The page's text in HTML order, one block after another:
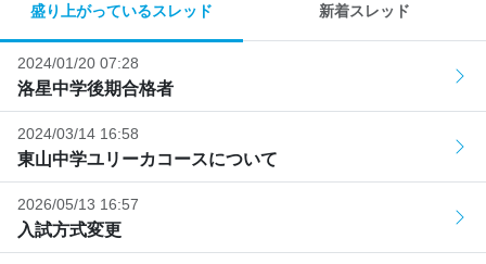
盛り上がっているスレッド 新着スレッド
2024/01/20 07:28
洛星中学後期合格者
2024/03/14 16:58
東山中学ユリーカコースについて
2026/05/13 16:57
入試方式変更